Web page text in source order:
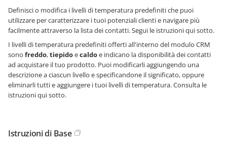
Definisci o modifica i livelli di temperatura predefiniti che puoi
utilizzare per caratterizzare i tuoi potenziali clienti e navigare più
facilmente attraverso la lista dei contatti. Segui le istruzioni qui sotto.
I livelli di temperatura predefiniti offerti all'interno del modulo CRM
sono freddo,tiepidoecaldoe indicano la disponibilità dei contatti
ad acquistare il tuo prodotto. Puoi modificarli aggiungendo una
descrizione a ciascun livello e specificandone il significato, oppure
eliminarli tutti e aggiungere i tuoi livelli di temperatura. Consulta le
istruzioni qui sotto.
Istruzioni di Base